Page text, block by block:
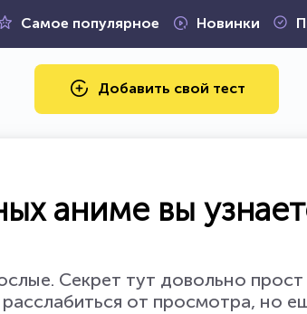
Самое популярное Новинки
Добавить свой тест
аниме вы
Секрет тут довольно
от просмотра, но